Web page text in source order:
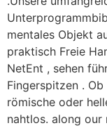
mentales Objekt
praktisch Freie
NetEnt , sehen
Fingerspitzen .
römische oder
nahtlos. along